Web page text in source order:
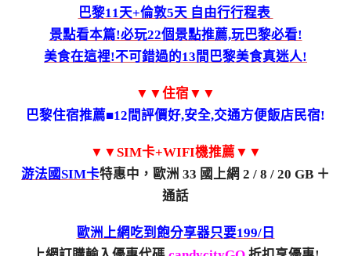
巴黎11天+倫敦5天 自由行行程表
景點看本篇!必玩22個景點推薦,玩巴黎必看!
美食在這裡!不可錯過的13間巴黎美食真迷人!
▼▼住宿▼▼
巴黎住宿推薦■12間評價好,安全,交通方便飯店民宿!
▼▼SIM卡+WIFI機推薦▼▼
游法國SIM卡特惠中，歐洲 33 國上網 2 / 8 / 20 GB ＋
通話
歐洲上網吃到飽分享器只要199/日